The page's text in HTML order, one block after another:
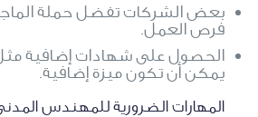
بعض الشركات تفضل حملة
فرص العمل.
يمكن أن تكون ميزة إضافية.
المهارات الضرورية للمهندس